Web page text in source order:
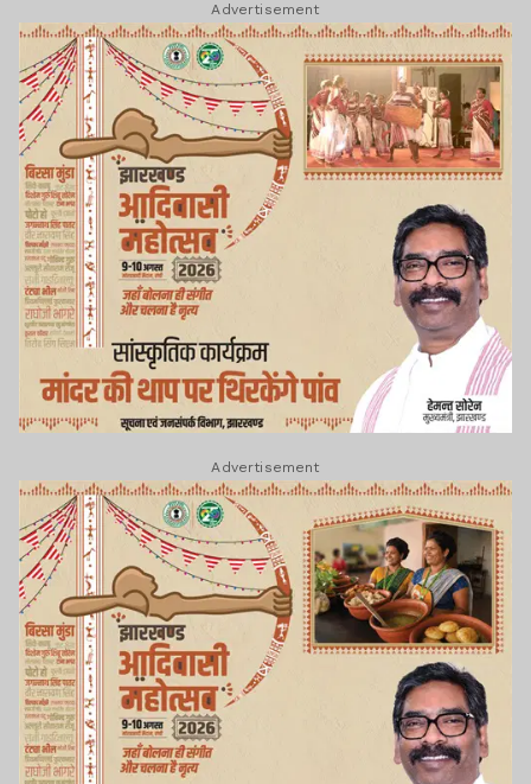
Advertisement
Advertisement